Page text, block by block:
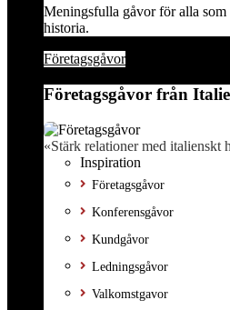
Meningsfulla gåvor för alla som
historia.
Företagsgåvor
Företagsgåvor från
«Stärk relationer med
Inspiration
Företagsgåvor
Konferensgåvor
Kundgåvor
Ledningsgåvor
Valkomstgavor